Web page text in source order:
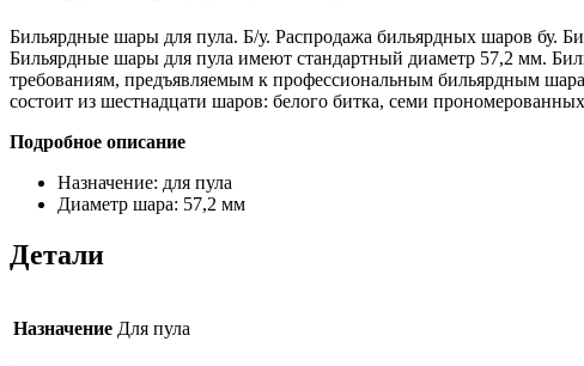
Бильярдные шары для пула. Б/у. Распродажа бильярдных шаров бу.
Бильярдные шары для пула имеют стандартный диаметр 57,2 мм.
требованиям, предъявляемым к профессиональным бильярдным
состоит из шестнадцати шаров: белого битка, семи
Подробное описание
Назначение: для пула
Диаметр шара: 57,2 мм
Детали
Назначение Для пула